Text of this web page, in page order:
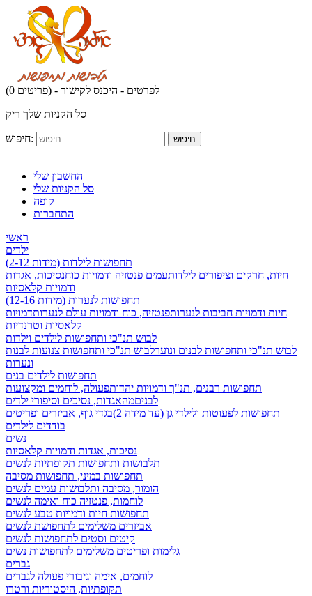
(0 פריטים) - לפרטים - היכנס לקישור
סל הקניות שלך ריק
חיפוש: חיפוש
החשבון שלי
סל הקניות שלי
קופה
התחברות
ראשי
ילדים
תחפושות לילדות (מידות 2-12)
חיות, חרקים וציפורים לילדותעמים פנטזיה ודמויות כוחנסיכות, אגדות
ודמויות קלאסיות
תחפושות לנערות (מידות 12-16)
חיות ודמויות חביבות לנערותפנטזיה, כוח ודמויות עולם לנערותדמויות
קלאסיות וטרנדיות
לבוש תנ"כי ותחפושות לילדים וילדות
לבוש תנ"כי ותחפושות לבנים ונוערלבוש תנ"כי ותחפושות צנועות לבנות
ונערות
תחפושות לילדים בנים
תחפושות רבנים, תנ"ך ודמויות יהדותפעולה, לוחמים ומקצועות
לבניםמהאגדות, נסיכים וסיפורי ילדים
תחפושות לפעוטות ולילדי גן (עד מידה 2)
בגדי גוף, אביזרים ופריטים
בודדים לילדים
נשים
נסיכות, אגדות ודמויות קלאסיות
תלבושות ותחפושות תקופתיות לנשים
תחפושות במיני, תחפושות מסיבה
הומור, מסיבה ותלבושות עמים לנשים
לוחמות, פנטזיה כוח ואימה לנשים
תחפושות חיות ודמויות טבע לנשים
אביזרים משלימים לתחפושת לנשים
קיטים וסטים לתחפושות לנשים
גלימות ופריטים משלימים לתחפושות נשים
גברים
לוחמים, אימה וגיבורי פעולה לגברים
תקופתיות, היסטוריות ורטרו